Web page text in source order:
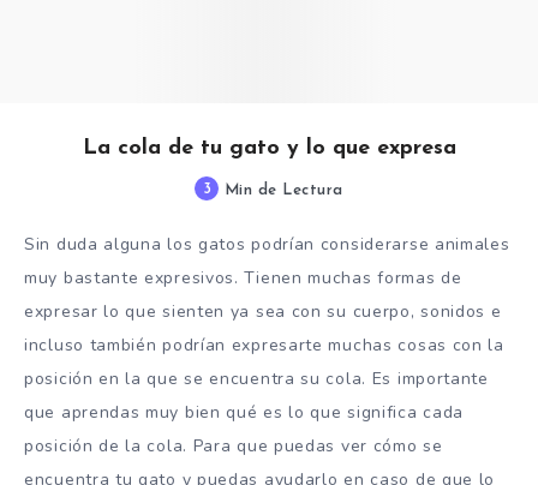
La cola de tu gato y lo que expresa
3 Min de Lectura
Sin duda alguna los gatos podrían considerarse animales
muy bastante expresivos. Tienen muchas formas de
expresar lo que sienten ya sea con su cuerpo, sonidos e
incluso también podrían expresarte muchas cosas con la
posición en la que se encuentra su cola. Es importante
que aprendas muy bien qué es lo que significa cada
posición de la cola. Para que puedas ver cómo se
encuentra tu gato y puedas ayudarlo en caso de que lo